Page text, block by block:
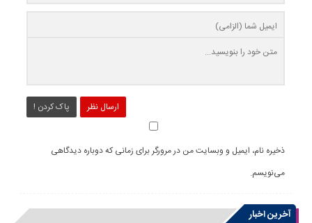
ارسال نظر پاک کردن !
ذخیره نام، ایمیل و وبسایت من در مرورگر برای زمانی که دوباره دیدگاهی
می‌نویسم.
آخرین اخبار